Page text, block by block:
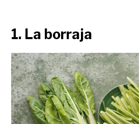
1. La borraja